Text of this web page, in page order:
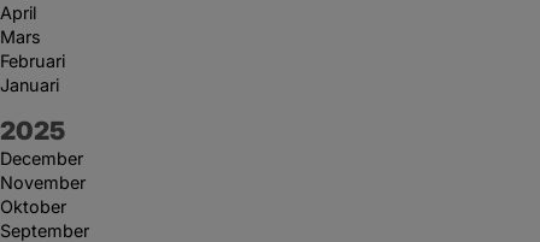
April
Mars
Februari
Januari
År:
2025
December
November
Oktober
September